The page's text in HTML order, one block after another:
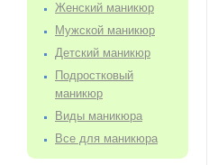
Женский маникюр
Мужской маникюр
Детский маникюр
Подростковый
маникюр
Виды маникюра
Все для маникюра